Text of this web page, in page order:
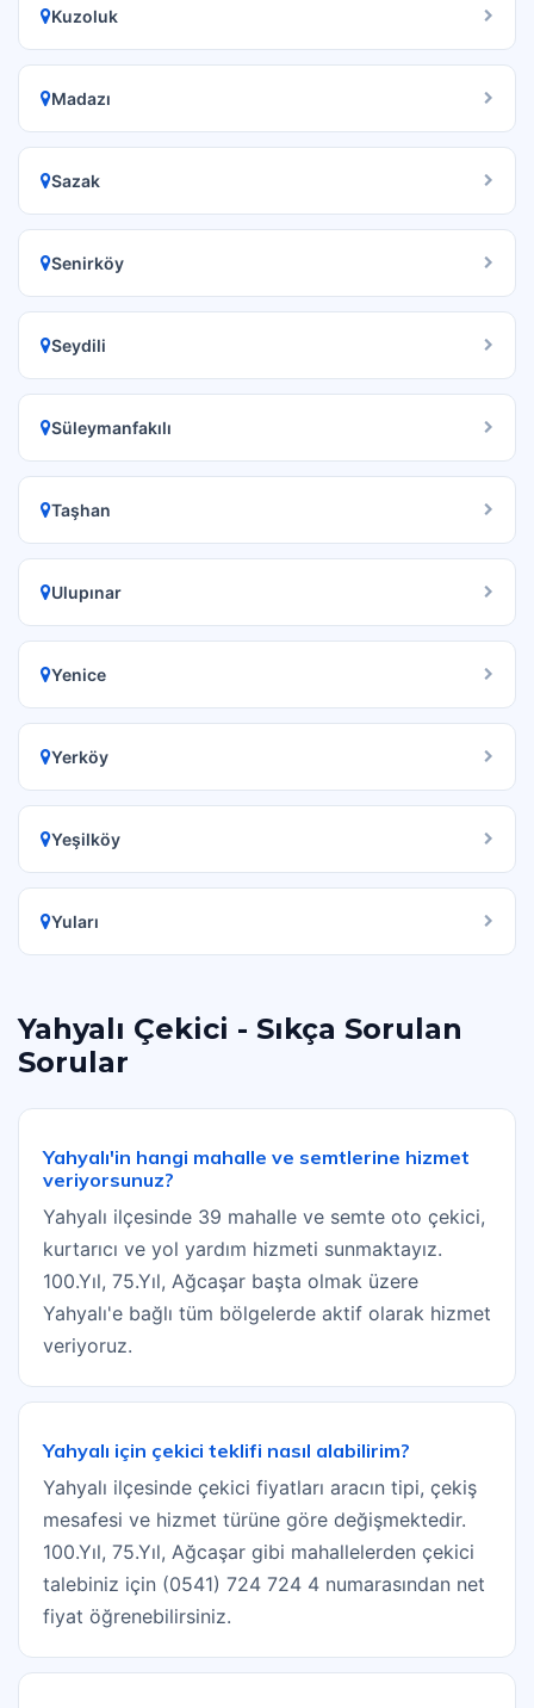
Kuzoluk
Madazı
Sazak
Senirköy
Seydili
Süleymanfakılı
Taşhan
Ulupınar
Yenice
Yerköy
Yeşilköy
Yuları
Yahyalı Çekici - Sıkça Sorulan
Sorular
Yahyalı'in hangi mahalle ve semtlerine hizmet
veriyorsunuz?
Yahyalı ilçesinde 39 mahalle ve semte oto çekici,
kurtarıcı ve yol yardım hizmeti sunmaktayız.
100.Yıl, 75.Yıl, Ağcaşar başta olmak üzere
Yahyalı'e bağlı tüm bölgelerde aktif olarak hizmet
veriyoruz.
Yahyalı için çekici teklifi nasıl alabilirim?
Yahyalı ilçesinde çekici fiyatları aracın tipi, çekiş
mesafesi ve hizmet türüne göre değişmektedir.
100.Yıl, 75.Yıl, Ağcaşar gibi mahallelerden çekici
talebiniz için (0541) 724 724 4 numarasından net
fiyat öğrenebilirsiniz.